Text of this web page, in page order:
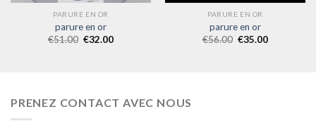
PARURE EN OR
parure en or
€51.00 €32.00
PARURE EN OR
parure en or
€56.00 €35.00
PRENEZ CONTACT AVEC NOUS